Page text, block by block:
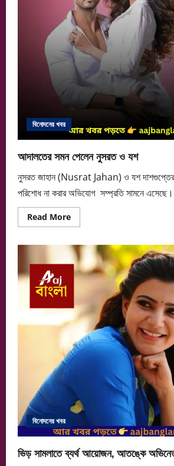
বিনোদনের খবর
আদালতের সমন পেলেন নুসরত ও যশ
নুসরত জাহান (Nusrat Jahan) ও যশ দাশগুপ্তের
পরিশোধ না করার অভিযোগ সম্প্রতি সামনে
Read MoreRead
more
সমন
পেলেন
নুসরত
ও
বিনোদনের খবর
ভিড় সামলাতে ব্যর্থ আয়োজন, আতঙ্কে